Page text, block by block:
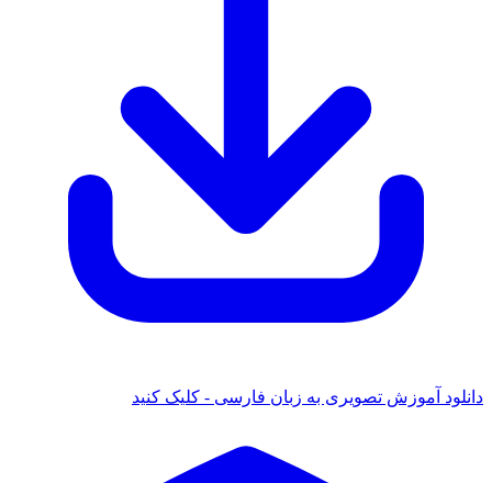
دانلود آموزش تصویری به زبان فارسی - کلیک کنید